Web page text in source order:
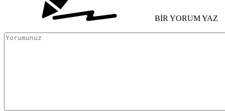
BİR YORUM YAZ